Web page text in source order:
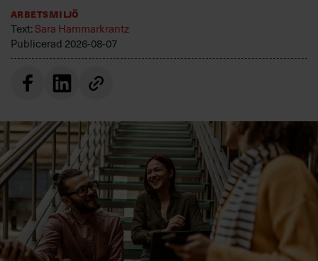
Arbetsmiljö
Text:Sara Hammarkrantz
Publicerad 2026-08-07